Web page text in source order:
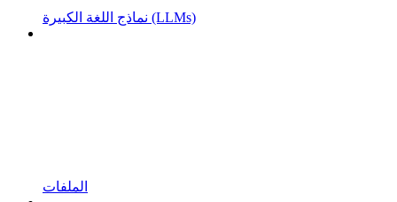
نماذج اللغة الكبيرة (LLMs)
الملفات